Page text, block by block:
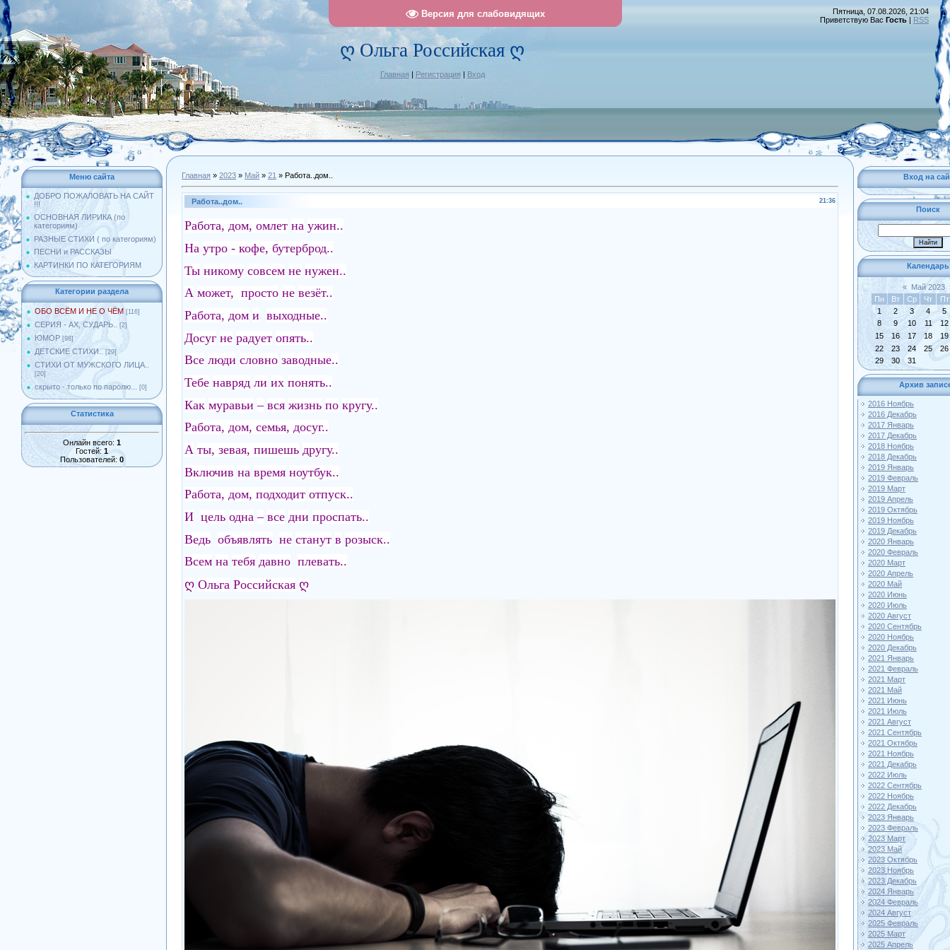
Версия для слабовидящих
ღ Ольга Российская ღ
Главная | Регистрация | Вход
Пятница, 07.08.2026, 21:04
Приветствую Вас Гость | RSS
Меню сайта
ДОБРО ПОЖАЛОВАТЬ НА САЙТ
!!!
ОСНОВНАЯ ЛИРИКА (по
категориям)
РАЗНЫЕ СТИХИ ( по категориям)
ПЕСНИ и РАССКАЗЫ
КАРТИНКИ ПО КАТЕГОРИЯМ
Категории раздела
ОБО ВСЁМ И НЕ О ЧЁМ [116]
СЕРИЯ - АХ, СУДАРЬ.. [2]
ЮМОР [98]
ДЕТСКИЕ СТИХИ.. [29]
СТИХИ ОТ МУЖСКОГО ЛИЦА..
[20]
скрыто - только по паролю... [0]
Статистика
Онлайн всего: 1
Гостей: 1
Пользователей: 0
Главная » 2023 » Май » 21 » Работа..дом..
21:36
Работа..дом..
Работа, дом, омлет на ужин..
На утро - кофе, бутерброд..
Ты никому совсем не нужен..
А может, просто не везёт..
Работа, дом и выходные..
Досуг не радует опять..
Все люди словно заводные..
Тебе навряд ли их понять..
Как муравьи – вся жизнь по кругу..
Работа, дом, семья, досуг..
А ты, зевая, пишешь другу..
Включив на время ноутбук..
Работа, дом, подходит отпуск..
И цель одна – все дни проспать..
Ведь объявлять не станут в розыск..
Всем на тебя давно плевать..
ღ Ольга Российская ღ
Вход на
Поиск
Календарь
« Май 2023
Пн
Вт Ср Чт
Пт
1
2 3 4
5
8
9 10 11
12
15
16 17 18
19
22
23 24 25
26
29
30 31
Архив
2016 Ноябрь
2016 Декабрь
2017 Январь
2017 Декабрь
2018 Ноябрь
2018 Декабрь
2019 Январь
2019 Февраль
2019 Март
2019 Апрель
2019 Октябрь
2019 Ноябрь
2019 Декабрь
2020 Январь
2020 Февраль
2020 Март
2020 Апрель
2020 Май
2020 Июнь
2020 Июль
2020 Август
2020 Сентябрь
2020 Ноябрь
2020 Декабрь
2021 Январь
2021 Февраль
2021 Март
2021 Май
2021 Июнь
2021 Июль
2021 Август
2021 Сентябрь
2021 Октябрь
2021 Ноябрь
2021 Декабрь
2022 Июль
2022 Сентябрь
2022 Ноябрь
2022 Декабрь
2023 Январь
2023 Февраль
2023 Март
2023 Май
2023 Октябрь
2023 Ноябрь
2023 Декабрь
2024 Январь
2024 Февраль
2024 Август
2025 Февраль
2025 Март
2025 Апрель